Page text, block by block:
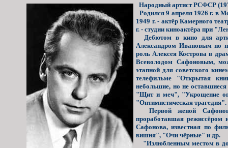
Народный артист РСФСР
Родился 9 апреля 1926 г. в
1949 г. - актёр Камерного
г. - студии киноактёра при
Дебютом в кино для
Александром Ивановым по
роль Алексея Кострова в
Всеволодом Сафоновым,
этапной для советского
телефильме "Открытая
небольшие, но не
"Щит и меч", "Укрощение
"Оптимистическая трагедия".
Первой женой
проработавшая
Сафонова, известная по
вишня", "Очи чёрные" и др.
"Излюбленным местом в